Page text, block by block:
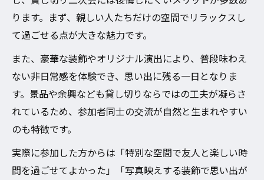
ります。まず、親しい人たちだけの空間でリラックスし
て過ごせる点が大きな魅力です。
また、豪華な装飾やオリジナル演出により、普段味わえ
ない非日常感を体験でき、思い出に残る一日となりま
す。景品や余興なども貸し切りならではの工夫が凝らさ
れているため、参加者同士の交流が自然と生まれやすい
のも特徴です。
実際に参加した方からは「特別な空間で友人と楽しい時
間を過ごせてよかった」「写真映えする装飾で思い出が